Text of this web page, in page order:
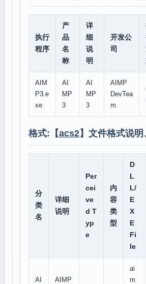
执行
程序
产
品
名
称
详
细
说
明
开发公
司
AIM
P3.e
xe
AI
MP
3
AI
MP
3
AIMP
DevTea
m
格式:【acs2】文件格式说
分
类
名
详细
说明
Per
cei
ve
d T
yp
e
内
容
类
型
D
L
L/
E
X
E
Fi
le
AI
AIMP
ai
m